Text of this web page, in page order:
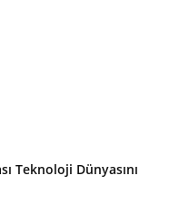
Teknoloji Dünyasını